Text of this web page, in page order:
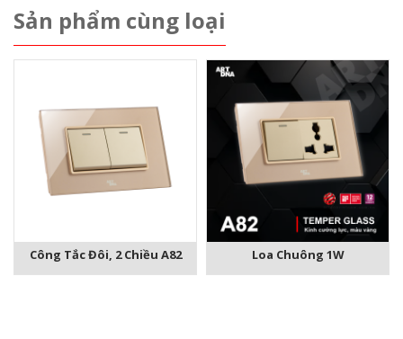
Sản phẩm cùng loại
Công Tắc Đôi, 2 Chiều A82 Loa Chuông 1W